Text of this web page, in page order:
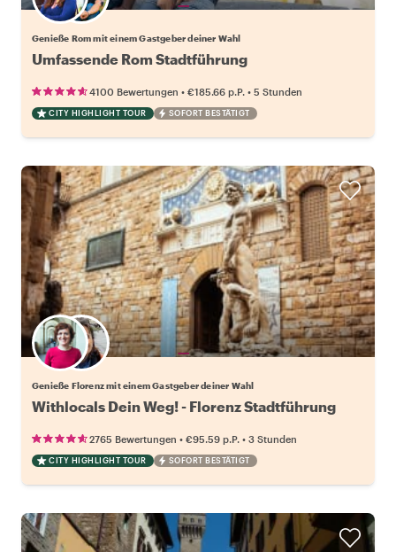
Wähle deinen Lieblingsgastgeber
Genieße Rom mit einem Gastgeber deiner Wahl
Umfassende Rom Stadtführung
4100 Bewertungen • €185.66 p.P. • 5 Stunden
CITY HIGHLIGHT TOUR SOFORT BESTÄTIGT
Wähle deinen Lieblingsgastgeber
Genieße Florenz mit einem Gastgeber deiner Wahl
Withlocals Dein Weg! - Florenz Stadtführung
2765 Bewertungen • €95.59 p.P. • 3 Stunden
CITY HIGHLIGHT TOUR SOFORT BESTÄTIGT